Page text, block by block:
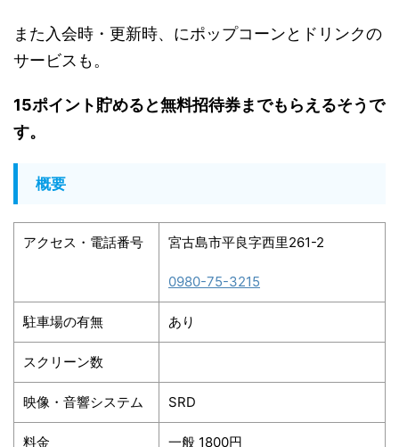
また入会時・更新時、にポップコーンとドリンクの
サービスも。
15ポイント貯めると無料招待券までもらえるそうで
す。
概要
アクセス・電話番号 宮古島市平良字西里261-2
0980-75-3215
駐車場の有無 あり
スクリーン数
映像・音響システム SRD
料金 一般 1800円